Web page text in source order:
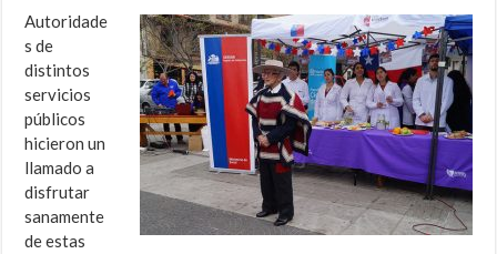
Autoridade
s de
distintos
servicios
públicos
hicieron un
llamado a
disfrutar
sanamente
de estas